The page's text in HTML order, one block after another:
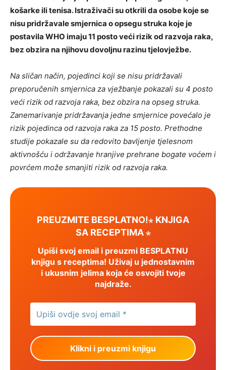
košarke ili tenisa. Istraživači su otkrili da osobe koje se
nisu pridržavale smjernica o opsegu struka koje je
postavila WHO imaju 11 posto veći rizik od razvoja raka,
bez obzira na njihovu dovoljnu razinu tjelovježbe.
Na sličan način, pojedinci koji se nisu pridržavali
preporučenih smjernica za vježbanje pokazali su 4 posto
veći rizik od razvoja raka, bez obzira na opseg struka.
Zanemarivanje pridržavanja jedne smjernice povećalo je
rizik pojedinca od razvoja raka za 15 posto. Prethodne
studije pokazale su da redovito bavljenje tjelesnom
aktivnošću i održavanje hranjive prehrane bogate voćem i
povrćem može smanjiti rizik od razvoja raka.
PREUZMITE BESPLATNO!⋆ KNJIGA
SA RECEPTIMA ⋆
Upiši svoj email i preuzmi BESPLATNU
knjigu s receptima! Uživaj u jednostavnim
i ukusnim jelima koja će osvojiti tvoje
najdraže.